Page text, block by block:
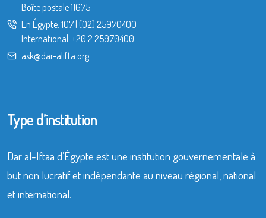
Boîte postale 11675
En Égypte: 107 (02) 25970400
International: +20 2 25970400
ask@dar-alifta.org
Type d’institution
Dar al-Iftaa d’Égypte est une institution gouvernementale à
but non lucratif et indépendante au niveau régional, national
et international.